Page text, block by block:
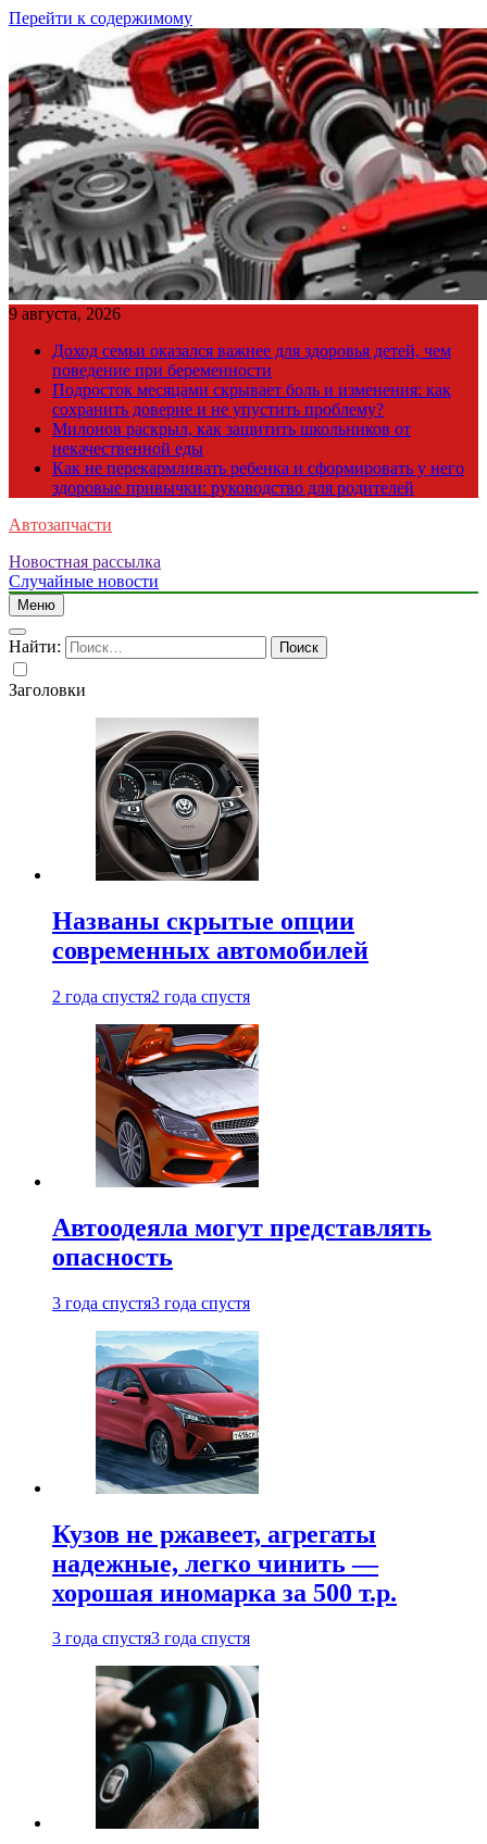
Перейти к содержимому
9 августа, 2026
Доход семьи оказался важнее для здоровья детей, чем
поведение при беременности
Подросток месяцами скрывает боль и изменения: как
сохранить доверие и не упустить проблему?
Милонов раскрыл, как защитить школьников от
некачественной еды
Как не перекармливать ребенка и сформировать у него
здоровые привычки: руководство для родителей
Автозапчасти
Новостная рассылка
Случайные новости
Меню
Найти:
Заголовки
Названы скрытые опции
современных автомобилей
2 года спустя2 года спустя
Автоодеяла могут представлять
опасность
3 года спустя3 года спустя
Кузов не ржавеет, агрегаты
надежные, легко чинить —
хорошая иномарка за 500 т.р.
3 года спустя3 года спустя